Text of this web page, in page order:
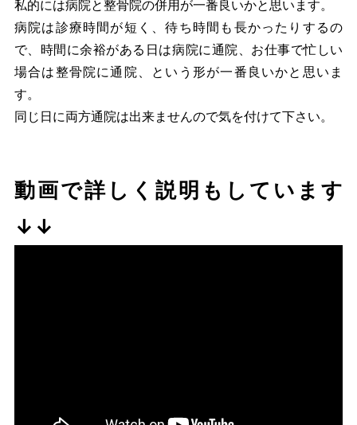
私的には病院と整骨院の併用が一番良いかと思います。
病院は診療時間が短く、待ち時間も長かったりするの
で、時間に余裕がある日は病院に通院、お仕事で忙しい
場合は整骨院に通院、という形が一番良いかと思いま
す。
同じ日に両方通院は出来ませんので気を付けて下さい。
動画で詳しく説明もしています
↓↓